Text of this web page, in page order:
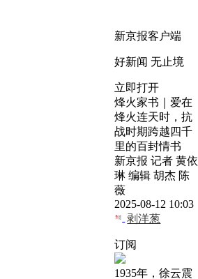
新京报客户端
好新闻 无止境
立即打开
烽火家书｜爱在
烽火连天时，抗
战时期跨越四千
里的百封情书
新京报 记者 黄依
琳 编辑 胡杰 陈
薇
2025-08-12 10:03
剥洋葱
订阅
1935年，徐云震